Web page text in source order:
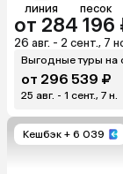
линия песок
от 284 196
26 авг. - 2 сент., 7
Выгодные туры на
от 296 539 ₽
25 авг. - 1 сент., 7 н.
Кешбэк + 6 039